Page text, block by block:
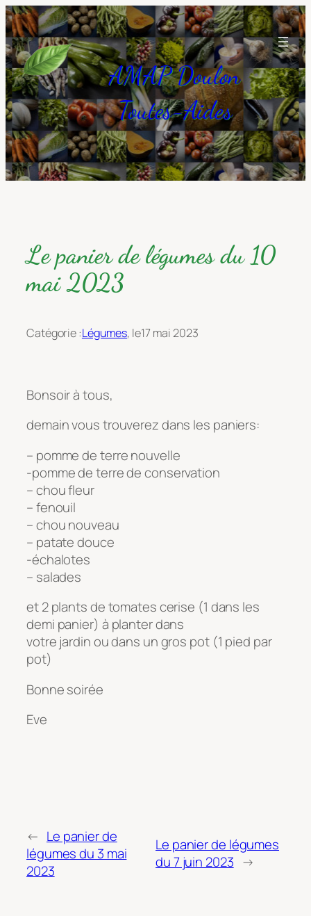
Aller
au
contenu
AMAP Doulon
Toutes-Aides
Le panier de légumes du 10
mai 2023
Catégorie :Légumes, le17 mai 2023
Bonsoir à tous,
demain vous trouverez dans les paniers:
– pomme de terre nouvelle
-pomme de terre de conservation
– chou fleur
– fenouil
– chou nouveau
– patate douce
-échalotes
– salades
et 2 plants de tomates cerise (1 dans les
demi panier) à planter dans
votre jardin ou dans un gros pot (1 pied par
pot)
Bonne soirée
Eve
← Le panier de
légumes du 3 mai
2023
Le panier de légumes
du 7 juin 2023 →